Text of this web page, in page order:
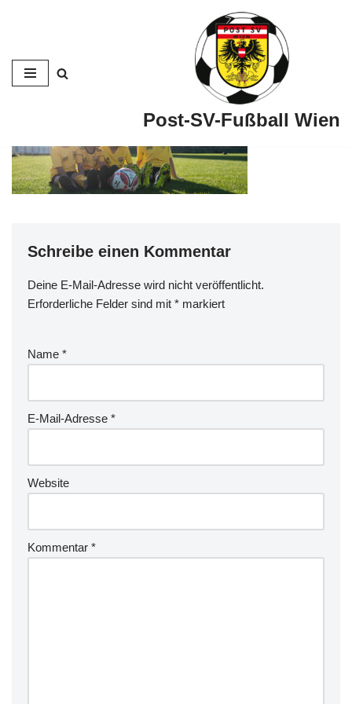
Inhalt
Post-SV-Fußball Wien
Schreibe einen Kommentar
Deine E-Mail-Adresse wird nicht veröffentlicht.
Erforderliche Felder sind mit * markiert
Name *
E-Mail-Adresse *
Website
Kommentar *